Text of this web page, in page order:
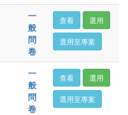
一
般
問
卷
查看 選用
選用至專案
一
般
問
卷
查看 選用
選用至專案